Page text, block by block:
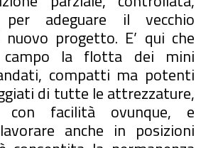
per adeguare il vecchio
progetto. E’ qui che
la flotta dei mini
compatti ma potenti
di tutte le attrezzature,
con facilità ovunque, e
anche in posizioni